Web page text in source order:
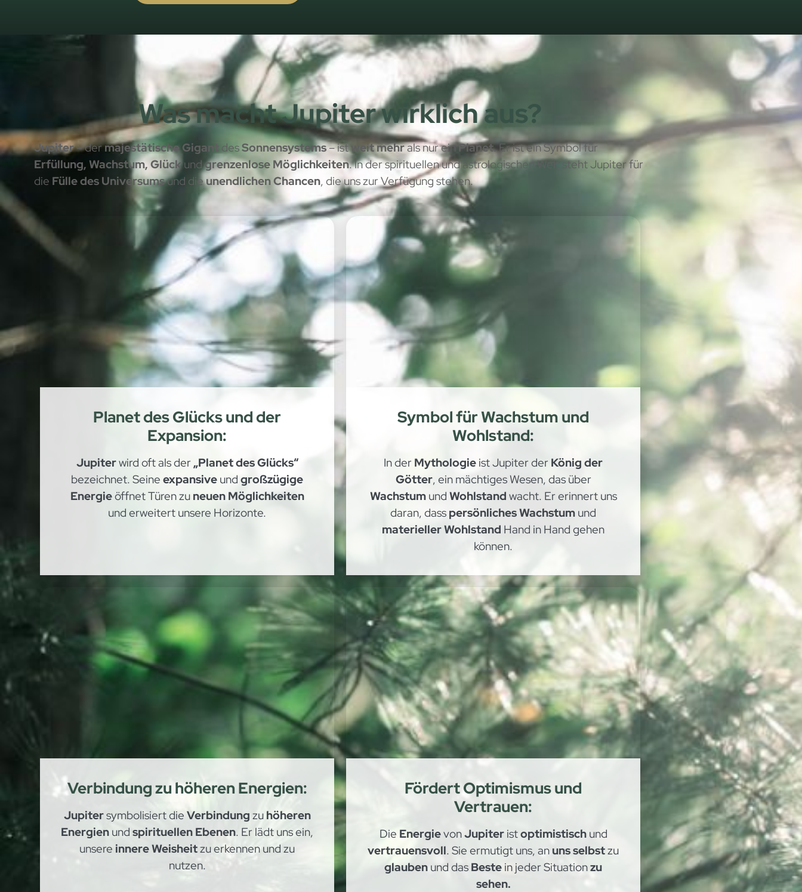
Was macht Jupiter wirklich aus?
Jupiter– dermajestätische Gigant desSonnensystems– istweit mehrals nur einPlanet.Er ist ein Symbol für
Erfüllung, Wachstum, Glückundgrenzenlose Möglichkeiten. In der spirituellen und astrologischen Welt steht Jupiter für
die Fülle des Universumsund dieunendlichen Chancen, die uns zur Verfügung stehen.
Planet des Glücks und der
Expansion:
Jupiterwird oft als der „Planet des Glücks“
bezeichnet. Seineexpansiveundgroßzügige
Energieöffnet Türen zuneuen Möglichkeiten
und erweitert unsere Horizonte.
Symbol für Wachstum und
Wohlstand:
In der Mythologieist Jupiter der König der
Götter, ein mächtiges Wesen, das über
WachstumundWohlstandwacht. Er erinnert uns
daran, dasspersönliches Wachstumund
materieller Wohlstand Hand in Hand gehen
können.
Verbindung zu höheren Energien:
Jupitersymbolisiert dieVerbindungzuhöheren
Energienundspirituellen Ebenen. Er lädt uns ein,
unsere innere Weisheitzu erkennen und zu
nutzen.
Fördert Optimismus und
Vertrauen:
Die EnergievonJupiteristoptimistischund
vertrauensvoll. Sie ermutigt uns, anuns selbstzu
glaubenund dasBestein jeder Situationzu
sehen.